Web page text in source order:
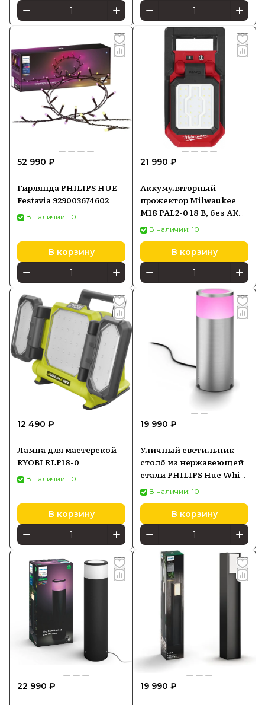
52 990 ₽
Гирлянда PHILIPS HUE
Festavia 929003674602
В наличии: 10
В корзину
21 990 ₽
Аккумуляторный
прожектор Milwaukee
M18 PAL2-0 18 В, без АКБ
и ЗУВ наличии: 10
В корзину
12 490 ₽
Лампа для мастерской
RYOBI RLP18-0
В наличии: 10
В корзину
19 990 ₽
Уличный светильник-
столб из нержавеющей
стали PHILIPS Hue White
and Color Ambiance Calla
929003098601
В наличии: 10
В корзину
22 990 ₽ 19 990 ₽